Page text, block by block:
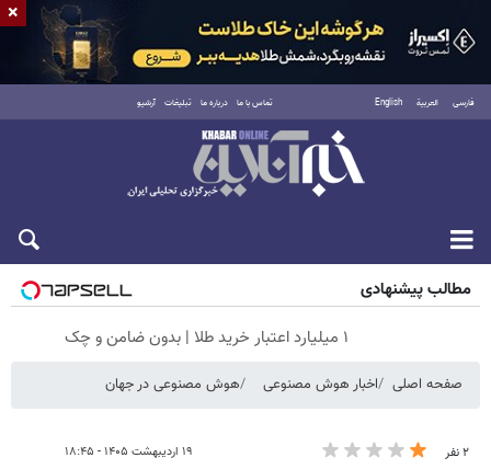
فارسی العربية English تماس با ما درباره ما تبلیغات آرشیو
شنبه ۱۷ مرداد ۱۴۰۵
مطالب پیشنهادی
۱ میلیارد اعتبار خرید طلا | بدون ضامن و چک
صفحه اصلی اخبار هوش مصنوعی هوش مصنوعی در جهان
۲ نفر ۱۹ اردیبهشت ۱۴۰۵ - ۱۸:۴۵
×